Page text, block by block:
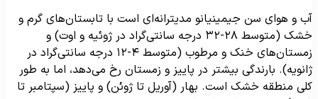
و هوای سن جیمینیانو مدیترانه‌ای است با تابستان‌های گرم و
خشک (متوسط ۲۸-۳۲ درجه سانتی‌گراد در ژوئیه و اوت) و
زمستان‌های خنک و مرطوب (متوسط ۴-۱۲ درجه سانتی‌گراد در
بارندگی بیشتر در پاییز و زمستان رخ می‌دهد، اما به طور
منطقه خشک است. بهار (آوریل تا ژوئن) و پاییز (سپتامبر تا